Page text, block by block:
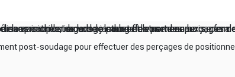
post-soudage pour effectuer des perçages
version usinage de jambage de porte en bois,
vos cadres, de vos volets et de vos meneaux se fera
la quincaillerie dans le cadre et le meneau.
post-soudage pour effectuer des perçages de